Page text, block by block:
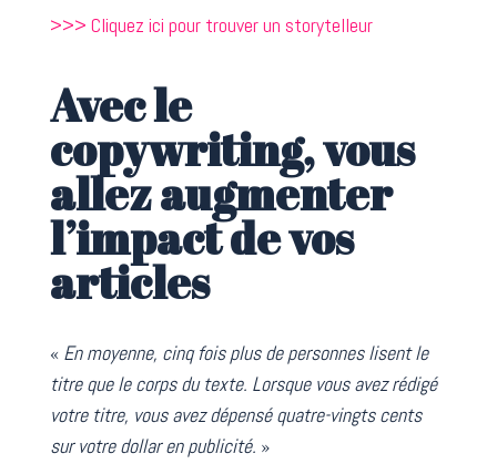
>>> Cliquez ici pour trouver un storytelleur
Avec le
copywriting, vous
allez augmenter
l’impact de vos
articles
« En moyenne, cinq fois plus de personnes lisent le
titre que le corps du texte. Lorsque vous avez rédigé
votre titre, vous avez dépensé quatre-vingts cents
sur votre dollar en publicité. »